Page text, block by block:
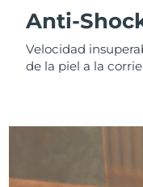
Anti-
Velocidad
de la piel a la